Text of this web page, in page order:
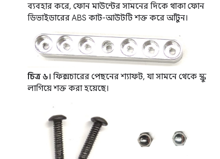
ব্যবহার করে, ফোন মাউন্টের সামনের দিকে থাকা ফোন
ডিভাইডারের ABS কাট-আউটটি শক্ত করে আঁটুন।
চিত্র ৬। ফিক্সচারের পেছনের শ্যাফট, যা সামনে থেকে স্ক্রু
লাগিয়ে শক্ত করা হয়েছে।